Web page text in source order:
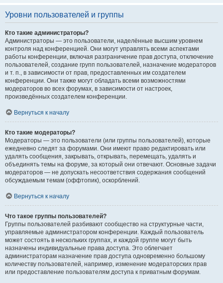
Уровни пользователей и группы
Кто такие администраторы?
Администраторы — это пользователи, наделённые высшим уровнем
контроля над конференцией. Они могут управлять всеми аспектами
работы конференции, включая разграничение прав доступа, отключение
пользователей, создание групп пользователей, назначение модераторов
и т. п., в зависимости от прав, предоставленных им создателем
конференции. Они также могут обладать всеми возможностями
модераторов во всех форумах, в зависимости от настроек,
произведённых создателем конференции.
Вернуться к началу
Кто такие модераторы?
Модераторы — это пользователи (или группы пользователей), которые
ежедневно следят за форумами. Они имеют право редактировать или
удалять сообщения, закрывать, открывать, перемещать, удалять и
объединять темы на форуме, за который они отвечают. Основные задачи
модераторов — не допускать несоответствия содержания сообщений
обсуждаемым темам (оффтопик), оскорблений.
Вернуться к началу
Что такое группы пользователей?
Группы пользователей разбивают сообщество на структурные части,
управляемые администратором конференции. Каждый пользователь
может состоять в нескольких группах, и каждой группе могут быть
назначены индивидуальные права доступа. Это облегчает
администраторам назначение прав доступа одновременно большому
количеству пользователей, например, изменение модераторских прав
или предоставление пользователям доступа к приватным форумам.